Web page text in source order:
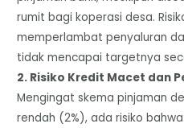
rumit bagi koperasi desa.
memperlambat penyaluran
tidak mencapai targetnya
​2. Risiko Kredit Macet dan
​Mengingat skema pinjaman
rendah (2%), ada risiko